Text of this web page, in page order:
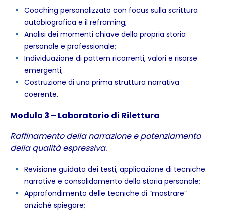
Coaching personalizzato con focus sulla scrittura
autobiografica e il reframing;
Analisi dei momenti chiave della propria storia
personale e professionale;
Individuazione di pattern ricorrenti, valori e risorse
emergenti;
Costruzione di una prima struttura narrativa
coerente.
Modulo 3 – Laboratorio di Rilettura
Raffinamento della narrazione e potenziamento
della qualità espressiva.
Revisione guidata dei testi, applicazione di tecniche
narrative e consolidamento della storia personale;
Approfondimento delle tecniche di “mostrare”
anziché spiegare;